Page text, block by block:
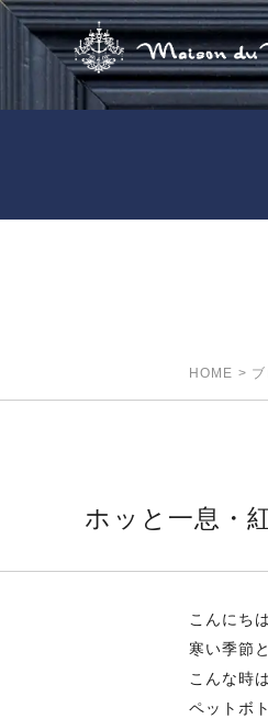
HOME >
ホッと一息・
こんにち
寒い季節
こんな時
ペットボ